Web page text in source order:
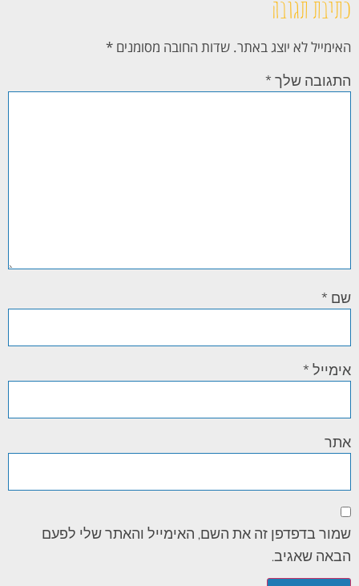
כתיבת תגובה
האימייל לא יוצג באתר. שדות החובה מסומנים *
התגובה שלך *
שם *
אימייל *
אתר
שמור בדפדפן זה את השם, האימייל והאתר שלי לפעם
הבאה שאגיב.